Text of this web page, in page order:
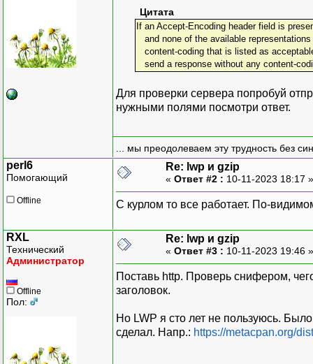
Цитата
If an Accept-Encoding header field is
and none of the available
content-coding that is listed as
send a response without any content-
Для проверки сервера попробуй
нужными полями посмотри ответ.
... мы преодолеваем эту трудность без
perl6
Помогающий
Offline
Re: lwp и gzip
« Ответ #2 : 10-11-2023 18:17
С курлом то все работает. По-
RXL
Технический
Администратор
Offline
Пол:
Re: lwp и gzip
« Ответ #3 : 10-11-2023 19:46
Поставь http. Проверь снифером,
заголовок.
Но LWP я сто лет не пользуюсь.
сделал. Напр.: https://metacpan.org/